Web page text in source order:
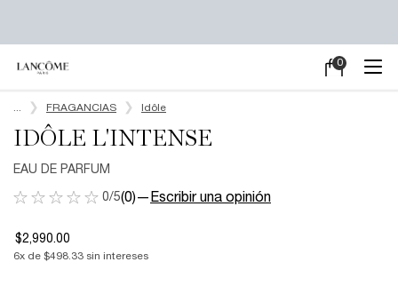
Mi
0
0 producto
FRAGANCIAS Idôle
IDÔLE L'INTENSE
EAU DE PARFUM
0/5(0)— Escribir una opinión
$2,990.00
6x de $498.33 sin intereses